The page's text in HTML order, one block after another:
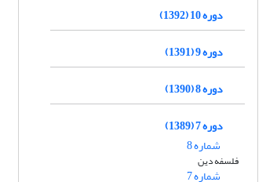
دوره 10 (1392)
دوره 9 (1391)
دوره 8 (1390)
دوره 7 (1389)
شماره 8
فلسفه دین
شماره 7